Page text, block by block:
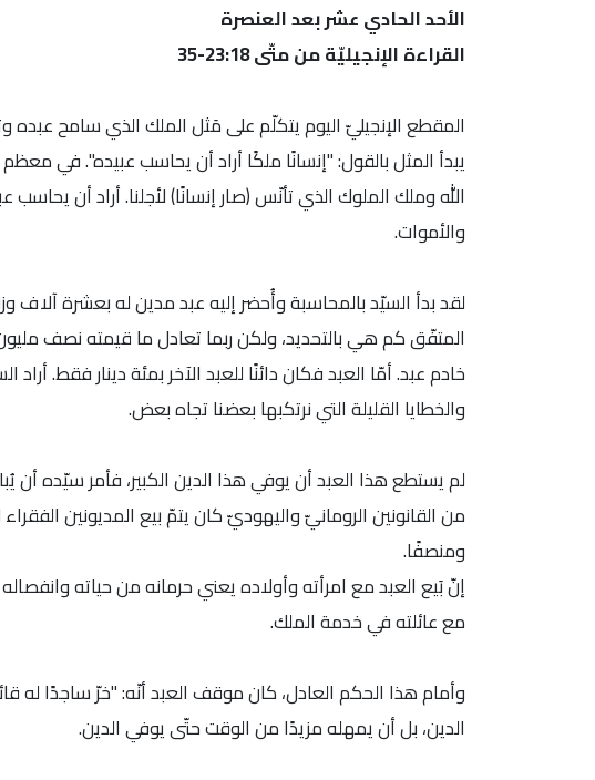
الأحد الحادي عشر بعد العنصرة
القراءة الإنجيليّة من متّى 23:18-35
المقطع الإنجيليّ اليوم يتكلّم على مَثل الملك الذي سامح عبده
يبدأ المثل بالقول: "إنسانًا ملكًا أراد أن يحاسب عبيده". في
الله وملك الملوك الذي تأنّس (صار إنسانًا) لأجلنا. أراد أن
والأموات.
لقد بدأ السيّد بالمحاسبة وأُحضر إليه عبد مدين له بعشرة
المتفّق كم هي بالتحديد، ولكن ربما تعادل ما قيمته نصف
خادم عبد. أمّا العبد فكان دائنًا للعبد الآخر بمئة دينار فقط.
والخطايا القليلة التي نرتكبها بعضنا تجاه بعض.
لم يستطع هذا العبد أن يوفي هذا الدين الكبير، فأمر سيّده
ومنصفًا.
إنّ بَيع العبد مع امرأته وأولاده يعني حرمانه من حياته
مع عائلته في خدمة الملك.
وأمام هذا الحكم العادل، كان موقف العبد أنّه: "خرّ ساجدًا
الدين، بل أن يمهله مزيدًا من الوقت حتّى يوفي الدين.